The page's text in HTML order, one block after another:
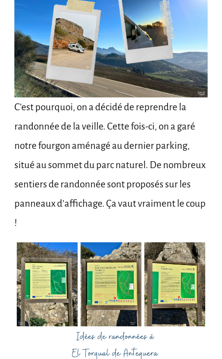
C’est pourquoi, on a décidé de reprendre la
randonnée de la veille. Cette fois-ci, on a garé
notre fourgon aménagé au dernier parking,
situé au sommet du parc naturel. De nombreux
sentiers de randonnée sont proposés sur les
panneaux d’affichage. Ça vaut vraiment le coup
!